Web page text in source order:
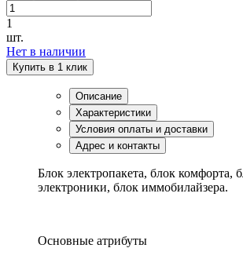
1
шт.
Нет в наличии
Купить в 1 клик
Описание
Характеристики
Условия оплаты и доставки
Адрес и контакты
Блок электропакета, блок комфорта,
электроники, блок иммобилайзера.
Основные атрибуты